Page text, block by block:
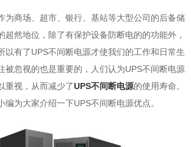
为商场、超市、银行、基站等大型公司的后备储
超然地位，除了有保护设备防断电的的功能外，
以有了UPS不间断电源才使我们的工作和日常生
被忽视的也是重要的，人们认为UPS不间断电源
重视，从而减少了UPS不间断电源的使用寿命。
编为大家介绍一下UPS不间断电源优点。